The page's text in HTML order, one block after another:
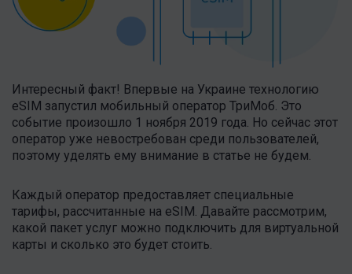
Интересный факт! Впервые на Украине технологию
eSIM запустил мобильный оператор ТриМоб. Это
событие произошло 1 ноября 2019 года. Но сейчас этот
оператор уже невостребован среди пользователей,
поэтому уделять ему внимание в статье не будем.
Каждый оператор предоставляет специальные
тарифы, рассчитанные на eSIM. Давайте рассмотрим,
какой пакет услуг можно подключить для виртуальной
карты и сколько это будет стоить.